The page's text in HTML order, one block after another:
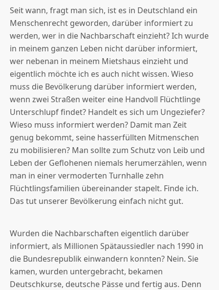
Seit wann, fragt man sich, ist es in Deutschland ein
Menschenrecht geworden, darüber informiert zu
werden, wer in die Nachbarschaft einzieht? Ich wurde
in meinem ganzen Leben nicht darüber informiert,
wer nebenan in meinem Mietshaus einzieht und
eigentlich möchte ich es auch nicht wissen. Wieso
muss die Bevölkerung darüber informiert werden,
wenn zwei Straßen weiter eine Handvoll Flüchtlinge
Unterschlupf findet? Handelt es sich um Ungeziefer?
Wieso muss informiert werden? Damit man Zeit
genug bekommt, seine hasserfüllten Mitmenschen
zu mobilisieren? Man sollte zum Schutz von Leib und
Leben der Geflohenen niemals herumerzählen, wenn
man in einer vermoderten Turnhalle zehn
Flüchtlingsfamilien übereinander stapelt. Finde ich.
Das tut unserer Bevölkerung einfach nicht gut.
Wurden die Nachbarschaften eigentlich darüber
informiert, als Millionen Spätaussiedler nach 1990 in
die Bundesrepublik einwandern konnten? Nein. Sie
kamen, wurden untergebracht, bekamen
Deutschkurse, deutsche Pässe und fertig aus. Denn